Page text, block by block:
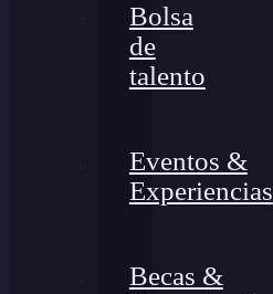
Bolsa
de
talento
Eventos &
Experiencias
Becas &